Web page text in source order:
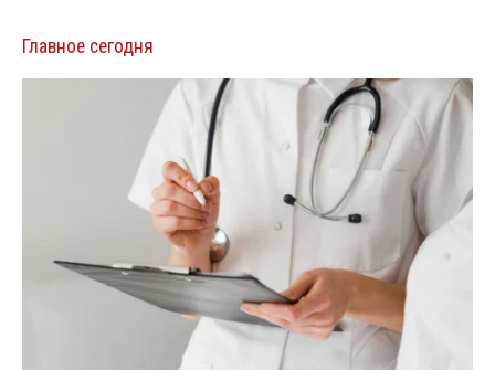
Главное сегодня